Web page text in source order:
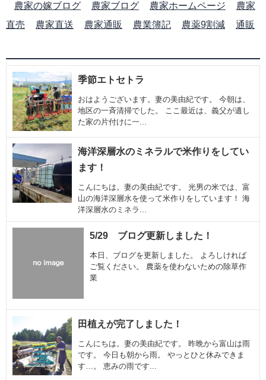
農家の嫁ブログ
農家ブログ 農家ホームページ
農家
直売
農家直送 農家通販 農業簿記 農薬9割減 通販
季節エトセトラ
おはようございます。妻の美由紀です。 今朝は、
地区の一斉清掃でした。 ここ最近は、義父が遺し
た家の片付けに一...
海洋深層水のミネラルで米作りをしてい
ます！
こんにちは。妻の美由紀です。 光男の米では、富
山の海洋深層水を使って米作りをしています！ 海
洋深層水のミネラ...
5/29 ブログ更新しました！
本日、ブログを更新しました。 よろしければ
ご覧ください。 農薬を使わないための除草作
業
田植えが完了しました！
こんにちは。妻の美由紀です。 昨晩から富山は雨
です。 今日も朝から雨。 やっとひと休みできま
す…。 恵みの雨です...